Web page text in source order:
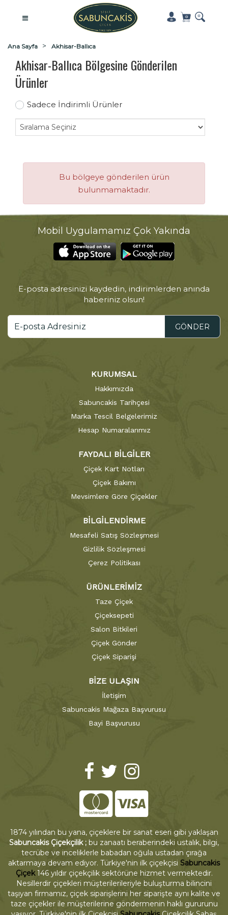
Ana Sayfa Akhisar-Ballıca
Akhisar-Ballıca Bölgesine Gönderilen
Ürünler
Sadece İndirimli Ürünler
Bu bölgeye gönderilen ürün
bulunmamaktadır.
Mobil Uygulamamız Çok Yakında
E-posta adresinizi kaydedin, indirimlerden anında
haberiniz olsun!
GÖNDER
KURUMSAL
Hakkımızda
Sabuncakis Tarihçesi
Marka Tescil Belgelerimiz
Hesap Numaralarımız
FAYDALI BİLGİLER
Çiçek Kart Notları
Çiçek Bakımı
Mevsimlere Göre Çiçekler
BİLGİLENDİRME
Mesafeli Satış Sözleşmesi
Gizlilik Sözleşmesi
Çerez Politikası
ÜRÜNLERİMİZ
Taze Çiçek
Çiçeksepeti
Salon Bitkileri
Çiçek Gönder
Çiçek Siparişi
BİZE ULAŞIN
İletişim
Sabuncakis Mağaza Başvurusu
Bayi Başvurusu
1874 yılından bu yana, çiçeklere bir sanat eseri gibi yaklaşan
Sabuncakis Çiçekçilik ; bu zanaatı beraberindeki ustalık, bilgi,
tecrübe ve inceliklerle babadan oğula ustadan çırağa
aktarmaya devam ediyor. Türkiye'nin ilk çiçekçisi Sabuncakis
Çiçek146 yıldır çiçekçilik sektörüne hizmet vermektedir.
Nesillerdir çiçekleri müşterilerileriyle buluşturma bilincini
taşıyan firmamız, çiçek siparişlerini her siparişte aynı kalite ve
taze çiçekler ile müşterilerine göndermenin haklı gururunu